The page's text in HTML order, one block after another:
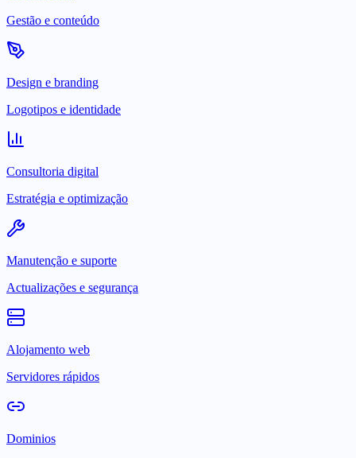
Gestão e conteúdo
Design e branding
Logotipos e identidade
Consultoria digital
Estratégia e optimização
Manutenção e suporte
Actualizações e segurança
Alojamento web
Servidores rápidos
Dominios